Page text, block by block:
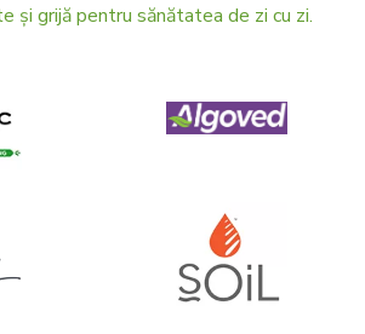
și grijă pentru sănătatea de zi cu zi.